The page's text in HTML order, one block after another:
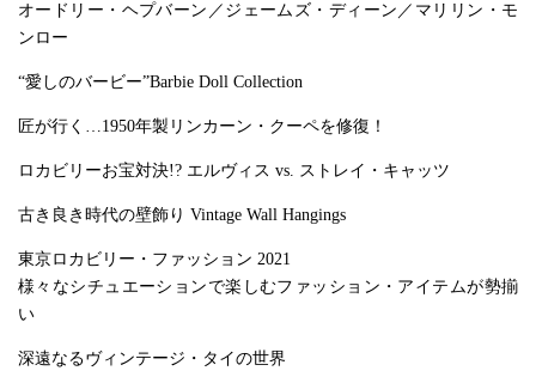
オードリー・ヘプバーン／ジェームズ・ディーン／マリリン・モ
ンロー
“愛しのバービー”Barbie Doll Collection
匠が行く…1950年製リンカーン・クーペを修復！
ロカビリーお宝対決!? エルヴィス vs. ストレイ・キャッツ
古き良き時代の壁飾り Vintage Wall Hangings
東京ロカビリー・ファッション 2021
様々なシチュエーションで楽しむファッション・アイテムが勢揃
い
深遠なるヴィンテージ・タイの世界